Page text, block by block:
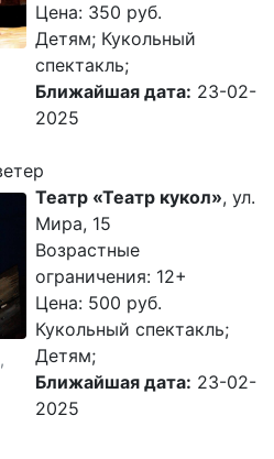
Цена: 350 руб.
Детям; Кукольный
спектакль;
Ближайшая дата: 23-02-
2025
Театр «Театр кукол», ул.
Мира, 15
Возрастные
ограничения: 12+
Цена: 500 руб.
Кукольный спектакль;
Детям;
Ближайшая дата: 23-02-
2025